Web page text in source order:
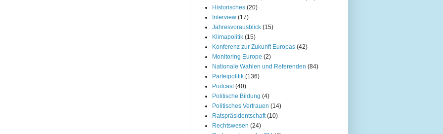
Historisches (20)
Interview (17)
Jahresvorausblick (15)
Klimapolitik (15)
Konferenz zur Zukunft Europas (42)
Monitoring Europe (2)
Nationale Wahlen und Referenden (84)
Parteipolitik (136)
Podcast (40)
Politische Bildung (4)
Politisches Vertrauen (14)
Ratspräsidentschaft (10)
Rechtswesen (24)